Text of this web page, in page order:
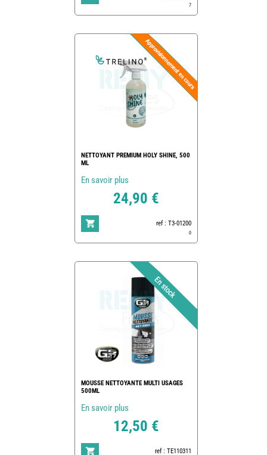
7
NETTOYANT PREMIUM HOLY SHINE, 500
ML
En savoir plus
24,90 €
ref : T3-01200
0
MOUSSE NETTOYANTE MULTI USAGES
500ML
En savoir plus
12,50 €
ref : TE110311